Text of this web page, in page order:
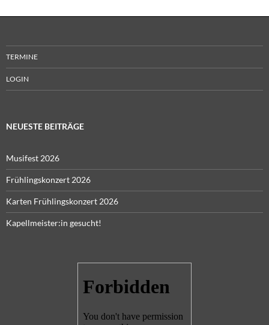
TERMINE
LOGIN
NEUESTE BEITRÄGE
Musifest 2026
Frühlingskonzert 2026
Karten Frühlingskonzert 2026
Kapellmeister:in gesucht!